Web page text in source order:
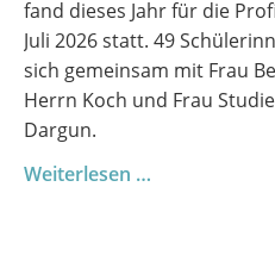
fand dieses Jahr für die
Juli 2026 statt. 49
sich gemeinsam mit Frau
Herrn Koch und Frau
Dargun.
Weiterlesen …